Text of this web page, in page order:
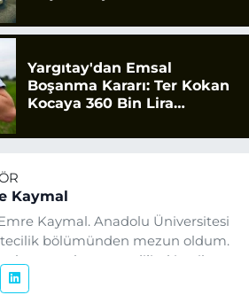
Yargıtay'dan Emsal
Boşanma Kararı: Ter Kokan
Kocaya 360 Bin Lira
Kaymal
Kaymal. Anadolu Üniversitesi
bölümünden mezun oldum.
hayatım boyunca dijital içerik
ve arama motoru